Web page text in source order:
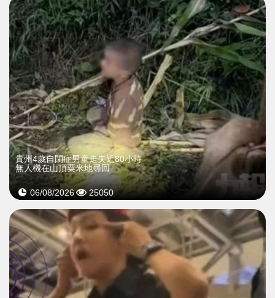
貴州4歲自閉症男童走失近80小時
無人機在山頂粟米地尋回
06/08/2026 25050